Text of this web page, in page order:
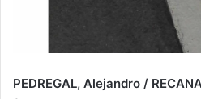
PEDREGAL, Alejandro /